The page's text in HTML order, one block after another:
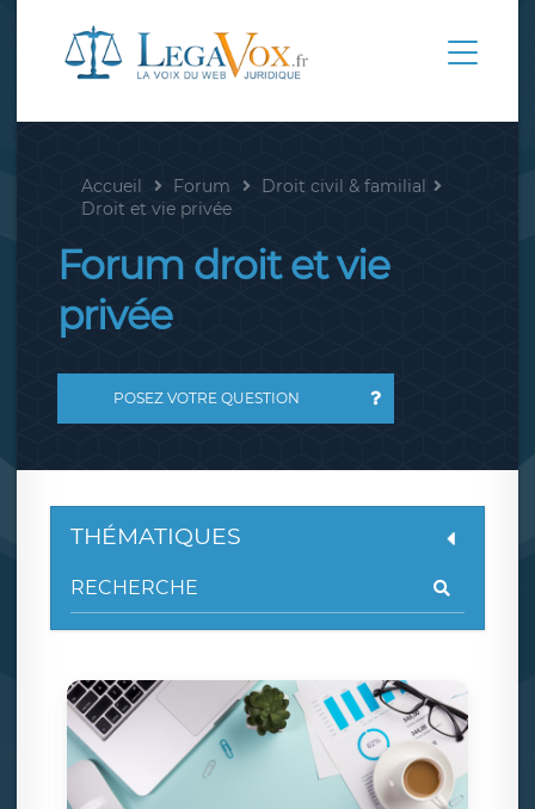
Accueil Forum
Droit civil & familial
Droit et vie privée
Forum droit et vie
privée
POSEZ VOTRE QUESTION
THÉMATIQUES